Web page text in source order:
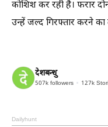
कोशिश कर रही है। फरार
उन्हें जल्द गिरफ्तार करने का
देशबन्धु
507k followers 127k
Dailyhunt